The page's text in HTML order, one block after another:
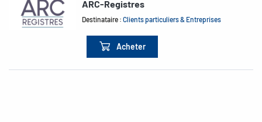
ARC-Registres
Destinataire :Clients particuliers & Entreprises
Acheter